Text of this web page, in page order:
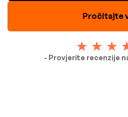
Pročitajte
- Provjerite recenzije